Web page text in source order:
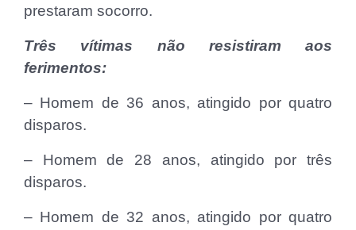
prestaram socorro.
Três vítimas não resistiram aos
ferimentos:
– Homem de 36 anos, atingido por quatro
disparos.
– Homem de 28 anos, atingido por três
disparos.
– Homem de 32 anos, atingido por quatro